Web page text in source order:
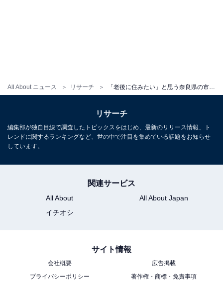
All About ニュース リサーチ
リサーチ
編集部が独自目線で調査したトピックスをはじめ、最新のリリース情報、ト
レンドに関するランキングなど、世の中で注目を集めている話題をお知らせ
しています。
関連サービス
All About
All About Japan
イチオシ
サイト情報
会社概要
広告掲載
プライバシーポリシー
著作権・商標・免責事項